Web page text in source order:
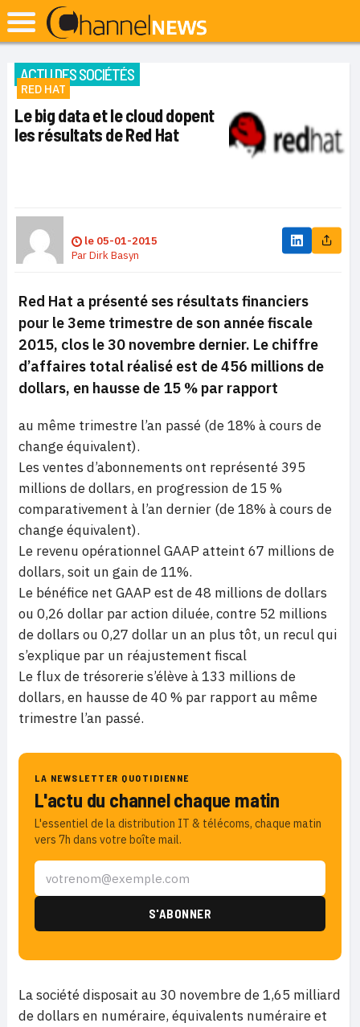
ACTU DES SOCIÉTÉS
RED HAT
Le big data et le cloud dopent
les résultats de Red Hat
le 05-01-2015
ParDirk Basyn
Red Hat a présenté ses résultats financiers
pour le 3eme trimestre de son année fiscale
2015, clos le 30 novembre dernier. Le chiffre
d’affaires total réalisé est de 456 millions de
dollars, en hausse de 15 % par rapport
au même trimestre l’an passé (de 18% à cours de
change équivalent).
Les ventes d’abonnements ont représenté 395
millions de dollars, en progression de 15 %
comparativement à l’an dernier (de 18% à cours de
change équivalent).
Le revenu opérationnel GAAP atteint 67 millions de
dollars, soit un gain de 11%.
Le bénéfice net GAAP est de 48 millions de dollars
ou 0,26 dollar par action diluée, contre 52 millions
de dollars ou 0,27 dollar un an plus tôt, un recul qui
s’explique par un réajustement fiscal
Le flux de trésorerie s’élève à 133 millions de
dollars, en hausse de 40 % par rapport au même
trimestre l’an passé.
LA NEWSLETTER QUOTIDIENNE
L'actu du channel chaque matin
L'essentiel de la distribution IT & télécoms, chaque matin
vers 7h dans votre boîte mail.
La société disposait au 30 novembre de 1,65 milliard
de dollars en numéraire, équivalents numéraire et